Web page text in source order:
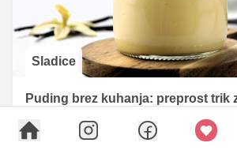
Sladice
Puding brez kuhanja: preprost trik